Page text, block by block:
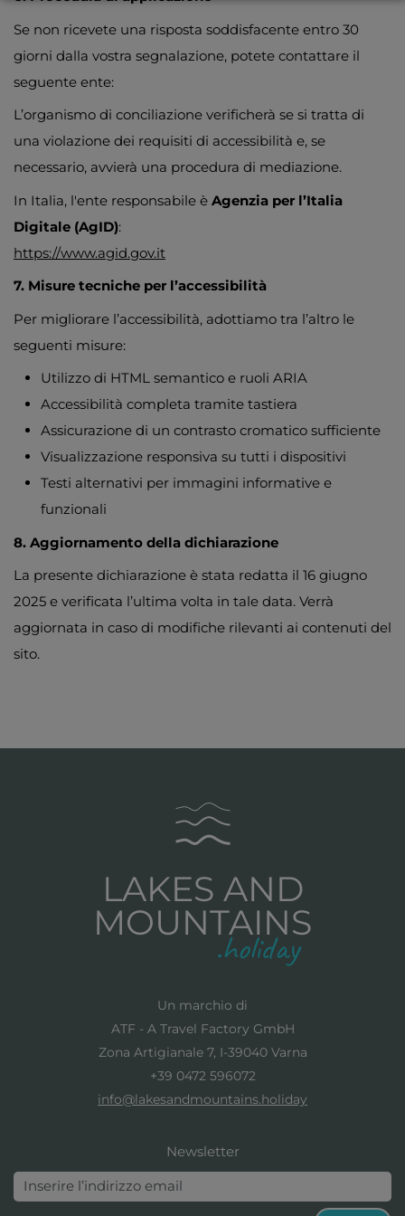
Se non ricevete una risposta soddisfacente entro 30
giorni dalla vostra segnalazione, potete contattare il
seguente ente:
L’organismo di conciliazione verificherà se si tratta di
una violazione dei requisiti di accessibilità e, se
necessario, avvierà una procedura di mediazione.
In Italia, l'ente responsabile è Agenzia per l’Italia
Digitale (AgID):
https://www.agid.gov.it
7. Misure tecniche per l’accessibilità
Per migliorare l’accessibilità, adottiamo tra l’altro le
seguenti misure:
Utilizzo di HTML semantico e ruoli ARIA
Accessibilità completa tramite tastiera
Assicurazione di un contrasto cromatico sufficiente
Visualizzazione responsiva su tutti i dispositivi
Testi alternativi per immagini informative e
funzionali
8. Aggiornamento della dichiarazione
La presente dichiarazione è stata redatta il 16 giugno
2025 e verificata l’ultima volta in tale data. Verrà
aggiornata in caso di modifiche rilevanti ai contenuti del
sito.
LAKES AND
MOUNTAINS
Un marchio di
ATF - A Travel Factory GmbH
Zona Artigianale 7, I-39040 Varna
+39 0472 596072
info@lakesandmountains.holiday
Newsletter